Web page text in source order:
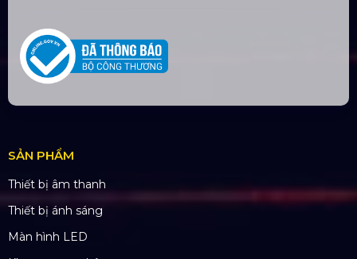
SẢN PHẨM
Thiết bị âm thanh
Thiết bị ánh sáng
Màn hình LED